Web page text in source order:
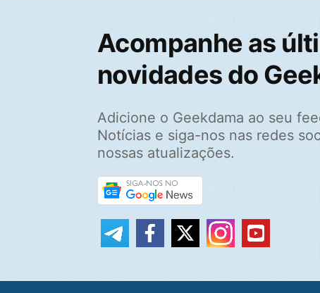
Acompanhe as
novidades do
Adicione o Geekdama ao seu
Notícias e siga-nos nas redes
nossas atualizações.